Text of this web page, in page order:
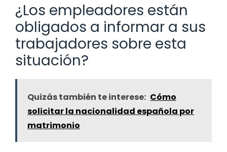
¿Los empleadores están
obligados a informar a sus
trabajadores sobre esta
situación?
Quizás también te interese: Cómo
solicitar la nacionalidad española por
matrimonio